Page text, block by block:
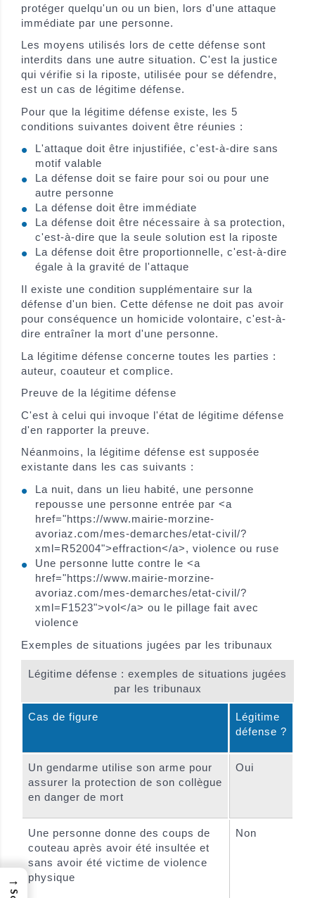
protéger quelqu'un ou un bien, lors d'une attaque
immédiate par une personne.
Les moyens utilisés lors de cette défense sont
interdits dans une autre situation. C'est la justice
qui vérifie si la riposte, utilisée pour se défendre,
est un cas de légitime défense.
Pour que la légitime défense existe, les 5
conditions suivantes doivent être réunies :
L'attaque doit être injustifiée, c'est-à-dire sans
motif valable
La défense doit se faire pour soi ou pour une
autre personne
La défense doit être immédiate
La défense doit être nécessaire à sa protection,
c'est-à-dire que la seule solution est la riposte
La défense doit être proportionnelle, c'est-à-dire
égale à la gravité de l'attaque
Il existe une condition supplémentaire sur la
défense d'un bien. Cette défense ne doit pas avoir
pour conséquence un homicide volontaire, c'est-à-
dire entraîner la mort d'une personne.
La légitime défense concerne toutes les parties :
auteur, coauteur et complice.
Preuve de la légitime défense
C'est à celui qui invoque l'état de légitime défense
d'en rapporter la preuve.
Néanmoins, la légitime défense est supposée
existante dans les cas suivants :
La nuit, dans un lieu habité, une personne
repousse une personne entrée par <a
href="https://www.mairie-morzine-
avoriaz.com/mes-demarches/etat-civil/?
xml=R52004">effraction</a>, violence ou ruse
Une personne lutte contre le <a
href="https://www.mairie-morzine-
avoriaz.com/mes-demarches/etat-civil/?
xml=F1523">vol</a> ou le pillage fait avec
violence
Exemples de situations jugées par les tribunaux
Légitime défense : exemples de situations jugées
par les tribunaux
Cas de figure
Légitime
défense ?
Un gendarme utilise son arme pour
assurer la protection de son collègue
en danger de mort
Oui
Une personne donne des coups de
couteau après avoir été insultée et
sans avoir été victime de violence
physique
Non
→